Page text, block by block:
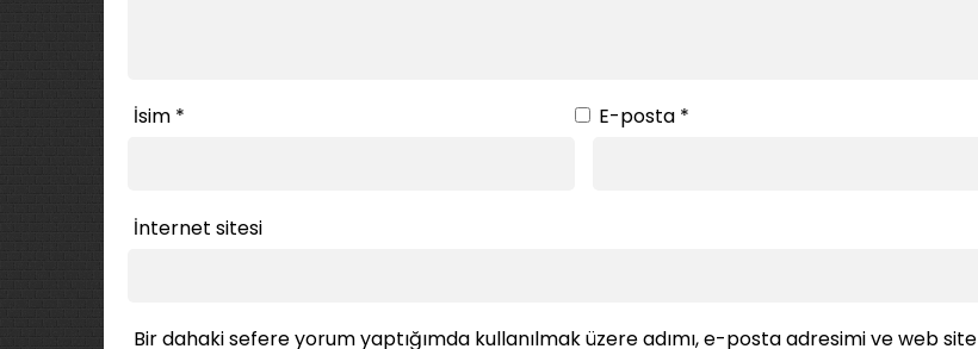
İsim * E-posta *
İnternet sitesi
Bir dahaki sefere yorum yaptığımda kullanılmak üzere adımı, e-posta adresimi ve web site